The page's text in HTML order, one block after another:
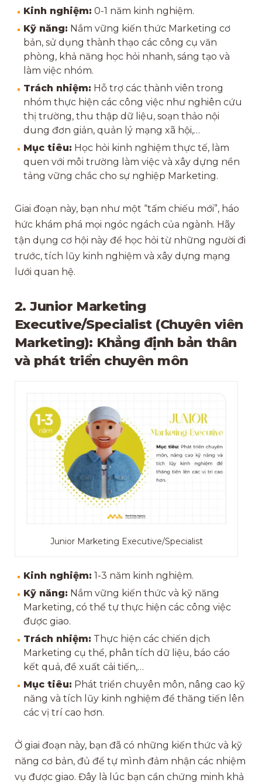
Kinh nghiệm: 0-1 năm kinh nghiệm.
Kỹ năng: Nắm vững kiến thức Marketing cơ
bản, sử dụng thành thạo các công cụ văn
phòng, khả năng học hỏi nhanh, sáng tạo và
làm việc nhóm.
Trách nhiệm: Hỗ trợ các thành viên trong
nhóm thực hiện các công việc như nghiên cứu
thị trường, thu thập dữ liệu, soạn thảo nội
dung đơn giản, quản lý mạng xã hội,…
Mục tiêu: Học hỏi kinh nghiệm thực tế, làm
quen với môi trường làm việc và xây dựng nền
tảng vững chắc cho sự nghiệp Marketing.
Giai đoạn này, bạn như một “tấm chiếu mới”, háo
hức khám phá mọi ngóc ngách của ngành. Hãy
tận dụng cơ hội này để học hỏi từ những người đi
trước, tích lũy kinh nghiệm và xây dựng mạng
lưới quan hệ.
2. Junior Marketing
Executive/Specialist (Chuyên viên
Marketing): Khẳng định bản thân
và phát triển chuyên môn
Junior Marketing Executive/Specialist
Kinh nghiệm: 1-3 năm kinh nghiệm.
Kỹ năng: Nắm vững kiến thức và kỹ năng
Marketing, có thể tự thực hiện các công việc
được giao.
Trách nhiệm: Thực hiện các chiến dịch
Marketing cụ thể, phân tích dữ liệu, báo cáo
kết quả, đề xuất cải tiến,…
Mục tiêu: Phát triển chuyên môn, nâng cao kỹ
năng và tích lũy kinh nghiệm để thăng tiến lên
các vị trí cao hơn.
Ở giai đoạn này, bạn đã có những kiến thức và kỹ
năng cơ bản, đủ để tự mình đảm nhận các nhiệm
vụ được giao. Đây là lúc bạn cần chứng minh khả